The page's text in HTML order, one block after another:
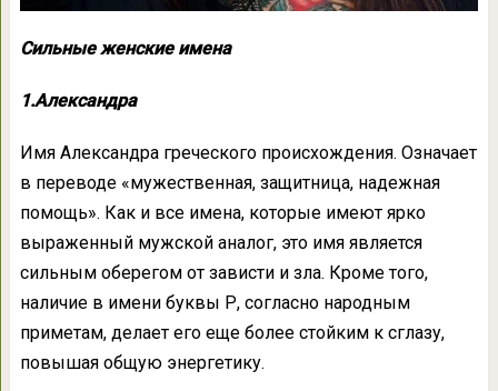
Сильные женские имена
1.Александра
Имя Александра греческого происхождения. Означает
в переводе «мужественная, защитница, надежная
помощь». Как и все имена, которые имеют ярко
выраженный мужской аналог, это имя является
сильным оберегом от зависти и зла. Кроме того,
наличие в имени буквы Р, согласно народным
приметам, делает его еще более стойким к сглазу,
повышая общую энергетику.